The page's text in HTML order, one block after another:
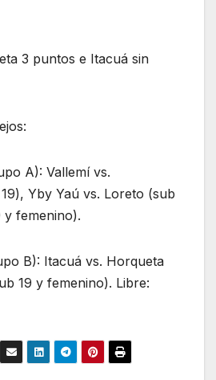
3 puntos e Itacuá sin
A): Vallemí vs.
Yby Yaú vs. Loreto (sub
y femenino).
B): Itacuá vs. Horqueta
19 y femenino). Libre: